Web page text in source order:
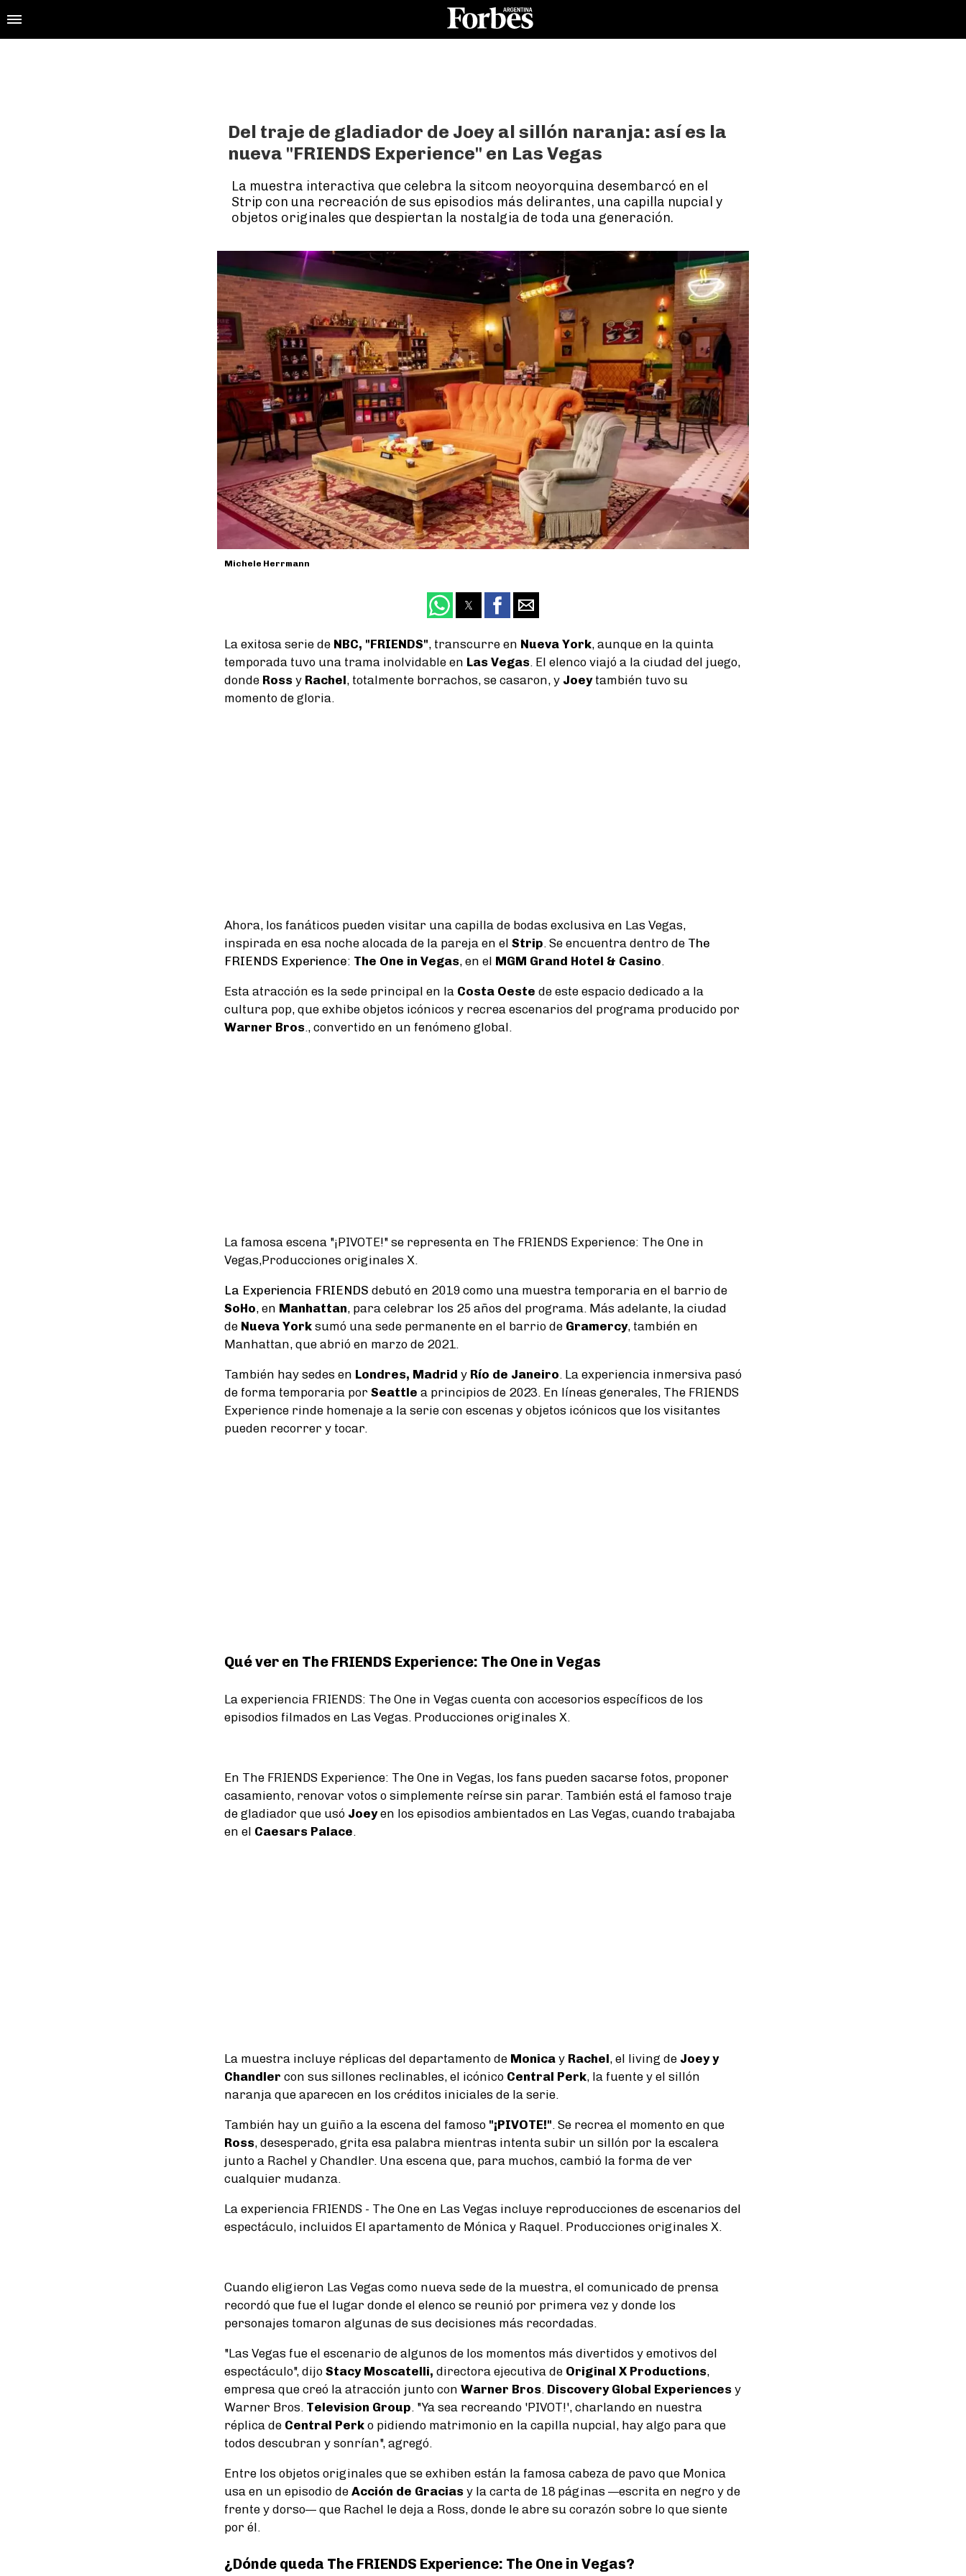
Del traje de gladiador de Joey al sillón naranja: así es la
nueva "FRIENDS Experience" en Las Vegas
La muestra interactiva que celebra la sitcom neoyorquina desembarcó en el
Strip con una recreación de sus episodios más delirantes, una capilla nupcial y
objetos originales que despiertan la nostalgia de toda una generación.
Michele Herrmann
La exitosa serie de NBC, "FRIENDS", transcurre en Nueva York, aunque en la quinta
temporada tuvo una trama inolvidable en Las Vegas . El elenco viajó a la ciudad del juego,
donde Ross y Rachel, totalmente borrachos, se casaron, y Joey también tuvo su
momento de gloria.
Ahora, los fanáticos pueden visitar una capilla de bodas exclusiva en Las Vegas,
inspirada en esa noche alocada de la pareja en el Strip . Se encuentra dentro de The
FRIENDS Experience: The One in Vegas, en el MGM Grand Hotel & Casino
Esta atracción es la sede principal en la Costa Oeste de este espacio dedicado a la
cultura pop, que exhibe objetos icónicos y recrea escenarios del programa producido por
Warner Bros ., convertido en un fenómeno global.
La famosa escena "¡PIVOTE!" se representa en The FRIENDS Experience: The One in
Vegas,Producciones originales X.
La Experiencia FRIENDS debutó en 2019 como una muestra temporaria en el barrio de
SoHo, en Manhattan, para celebrar los 25 años del programa. Más adelante, la ciudad
de Nueva York sumó una sede permanente en el barrio de Gramercy, también en
Manhattan, que abrió en marzo de 2021.
También hay sedes en Londres, Madrid y Río de Janeiro . La experiencia inmersiva pasó
de forma temporaria por Seattle a principios de 2023. En líneas generales, The FRIENDS
Experience rinde homenaje a la serie con escenas y objetos icónicos que los visitantes
pueden recorrer y tocar.
Qué ver en The FRIENDS Experience: The One in Vegas
La experiencia FRIENDS: The One in Vegas cuenta con accesorios específicos de los
episodios filmados en Las Vegas. Producciones originales X.
En The FRIENDS Experience: The One in Vegas, los fans pueden sacarse fotos, proponer
casamiento, renovar votos o simplemente reírse sin parar. También está el famoso traje
de gladiador que usó Joeyen los episodios ambientados en Las Vegas, cuando trabajaba
en el Caesars Palace
La muestra incluye réplicas del departamento de Monica y Rachel, el living de Joey y
Chandler con sus sillones reclinables, el icónico Central Perk, la fuente y el sillón
naranja que aparecen en los créditos iniciales de la serie.
También hay un guiño a la escena del famoso "¡PIVOTE!" . Se recrea el momento en que
Ross, desesperado, grita esa palabra mientras intenta subir un sillón por la escalera
junto a Rachel y Chandler. Una escena que, para muchos, cambió la forma de ver
cualquier mudanza.
La experiencia FRIENDS - The One en Las Vegas incluye reproducciones de escenarios del
espectáculo, incluidos El apartamento de Mónica y Raquel. Producciones originales X.
Cuando eligieron Las Vegas como nueva sede de la muestra, el comunicado de prensa
recordó que fue el lugar donde el elenco se reunió por primera vez y donde los
personajes tomaron algunas de sus decisiones más recordadas.
"Las Vegas fue el escenario de algunos de los momentos más divertidos y emotivos del
espectáculo", dijo Stacy Moscatelli, directora ejecutiva de Original X Productions,
empresa que creó la atracción junto con Warner Bros Discovery Global Experiences y
Warner Bros. Television Group . "Ya sea recreando 'PIVOT!', charlando en nuestra
réplica de Central Perk o pidiendo matrimonio en la capilla nupcial, hay algo para que
todos descubran y sonrían", agregó.
Entre los objetos originales que se exhiben están la famosa cabeza de pavo que Monica
usa en un episodio de Acción de Gracias y la carta de 18 páginas —escrita en negro y de
frente y dorso— que Rachel le deja a Ross, donde le abre su corazón sobre lo que siente
por él.
¿Dónde queda The FRIENDS Experience: The One in Vegas?